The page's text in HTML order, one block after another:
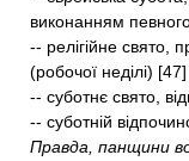
виконанням
-- релігійне свято,
(робочої неділі) [47]
-- суботнє свято,
-- суботній
Правда, панщини